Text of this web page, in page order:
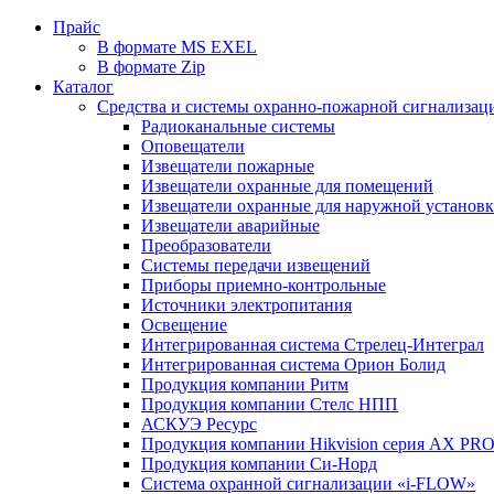
Прайс
В формате MS EXEL
В формате Zip
Каталог
Средства и системы охранно-пожарной
Радиоканальные системы
Оповещатели
Извещатели пожарные
Извещатели охранные для помещений
Извещатели охранные для наружной
Извещатели аварийные
Преобразователи
Системы передачи извещений
Приборы приемно-контрольные
Источники электропитания
Освещение
Интегрированная система Стрелец-Интеграл
Интегрированная система Орион Болид
Продукция компании Ритм
Продукция компании Стелс НПП
АСКУЭ Ресурс
Продукция компании Hikvision серия AX PRO
Продукция компании Си-Норд
Система охранной сигнализации «i-FLOW»